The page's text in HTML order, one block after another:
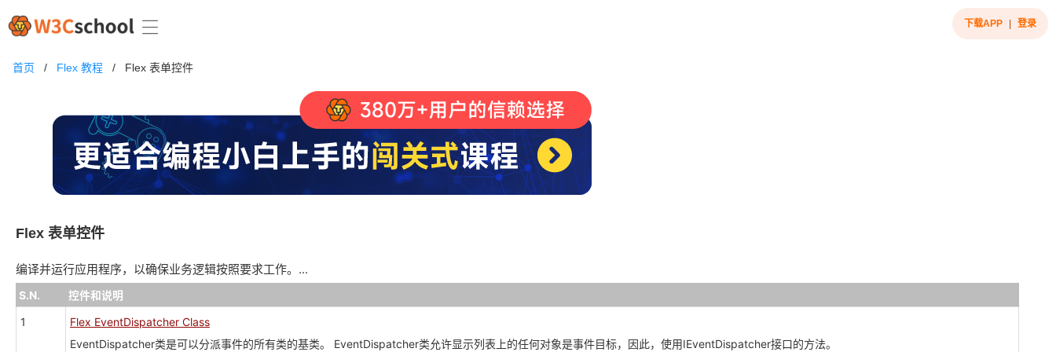
下载APP 登录
首页 / Flex 教程 / Flex 表单控件
Flex 表单控件
编译并运行应用程序，以确保业务逻辑按照要求工作。 ...
S.N.
控件和说明
1
Flex EventDispatcher Class
EventDispatcher类是可以分派事件的所有类的基类。
EventDispatcher类允许显示列表上的任何对象是事件目标，因此，使用IEventDispatcher接口的方法。